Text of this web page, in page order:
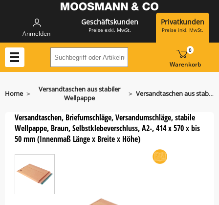
Anmelden
Geschäftskunden
Preise exkl. MwSt.
Privatkunden
Preise inkl. MwSt.
Suchbegriff oder Artikelnummer hier
Warenkorb
0
Home >
Versandtaschen aus stabiler
Wellpappe
> Versandtaschen aus stabiler Wellpappe PP W01.09
Versandtaschen, Briefumschläge, Versandumschläge, stabile
Wellpappe, Braun, Selbstklebeverschluss, A2-, 414 x 570 x bis
50 mm (Innenmaß Länge x Breite x Höhe)